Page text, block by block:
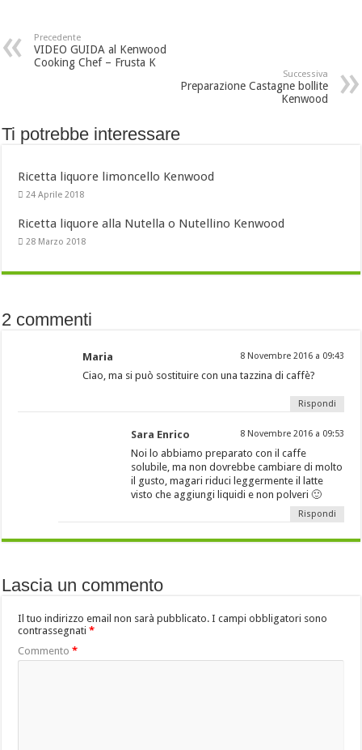
Precedente
VIDEO GUIDA al Kenwood
Cooking Chef – Frusta K
Successiva
Preparazione Castagne bollite
Kenwood
Ti potrebbe interessare
Ricetta liquore limoncello Kenwood
24 Aprile 2018
Ricetta liquore alla Nutella o Nutellino Kenwood
28 Marzo 2018
2 commenti
Maria 8 Novembre 2016 a 09:43
Ciao, ma si può sostituire con una tazzina di caffè?
Rispondi
Sara Enrico 8 Novembre 2016 a 09:53
Noi lo abbiamo preparato con il caffe
solubile, ma non dovrebbe cambiare di molto
il gusto, magari riduci leggermente il latte
visto che aggiungi liquidi e non polveri 🙂
Rispondi
Lascia un commento
Il tuo indirizzo email non sarà pubblicato. I campi obbligatori sono
contrassegnati*
Commento*